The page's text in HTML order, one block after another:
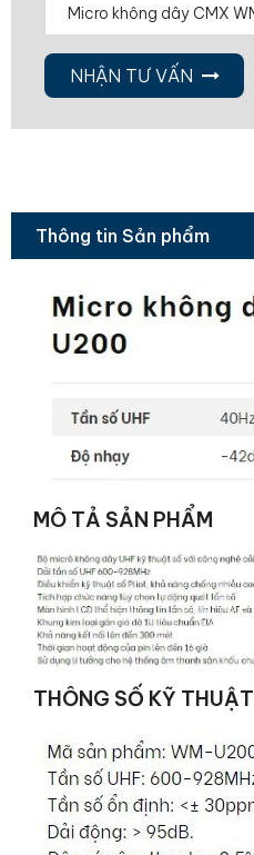
NHẬN TƯ VẤN
Thông tin Sản phẩm
MÔ TẢ SẢN PHẨM
THÔNG SỐ KỸ THUẬT